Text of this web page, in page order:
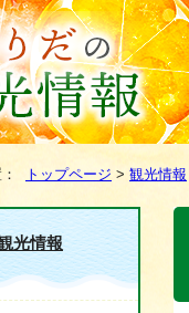
： トップページ > 観光情報
光情報